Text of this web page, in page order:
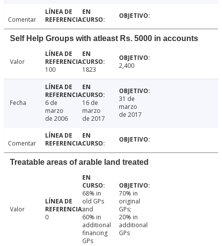
Comentar
Self Help Groups with atleast Rs. 5000 in accounts
Valor
100
1823 2,400
Fecha
6 de
marzo
de 2006
16 de
marzo
de 2017
31 de
marzo
de 2017
Comentar
Treatable areas of arable land treated
Valor
0
68% in
old GPs
and
60% in
additional
financing
GPs
70% in
original
GPs;
20% in
additional
GPs